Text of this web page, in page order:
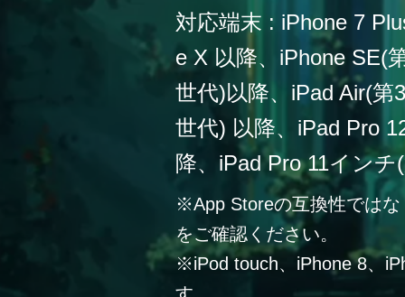
対応端末 : iPhone 7
e X 以降、iPhone SE(
世代)以降、iPad Air(第
世代) 以降、iPad Pro
降、iPad Pro 11インチ
※App Storeの互換性では
をご確認ください。
※iPod touch、iPhone 8、